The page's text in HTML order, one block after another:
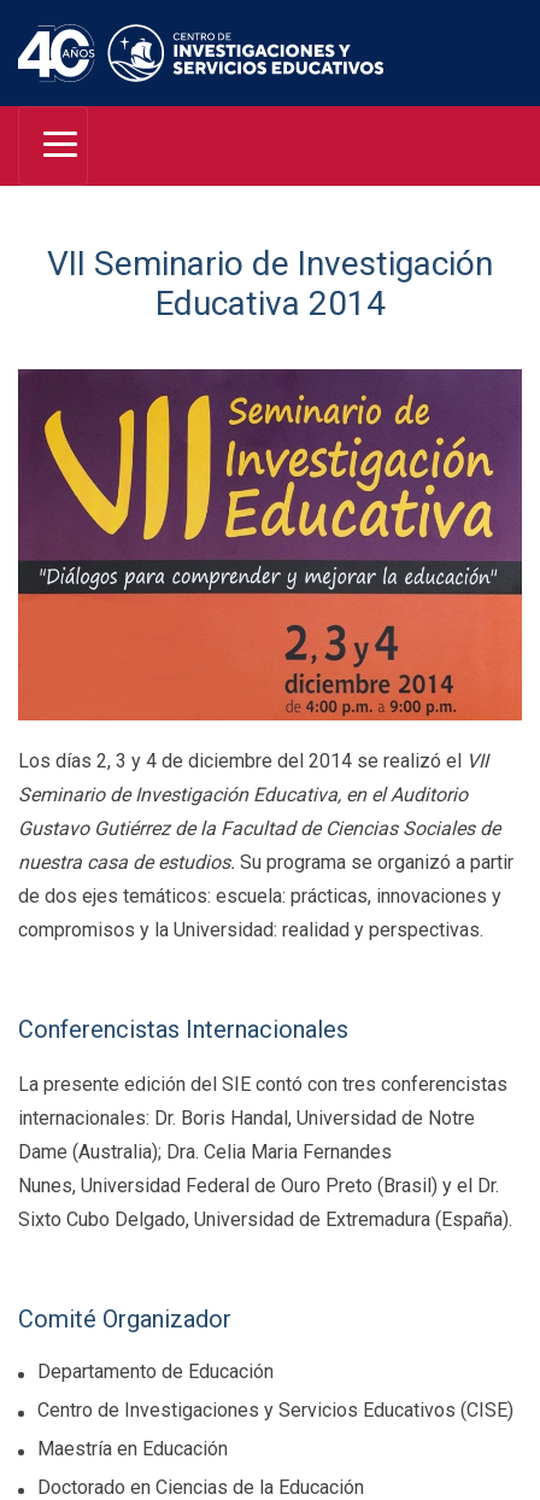
VII Seminario de Investigación
Educativa 2014
Los días 2, 3 y 4 de diciembre del 2014 se realizó el VII
Seminario de Investigación Educativa, en el Auditorio
Gustavo Gutiérrez de la Facultad de Ciencias Sociales de
nuestra casa de estudios. Su programa se organizó a partir
de dos ejes temáticos: escuela: prácticas, innovaciones y
compromisos y la Universidad: realidad y perspectivas.
Conferencistas Internacionales
La presente edición del SIE contó con tres conferencistas
internacionales: Dr. Boris Handal, Universidad de Notre
Dame (Australia); Dra. Celia Maria Fernandes
Nunes, Universidad Federal de Ouro Preto (Brasil) y el Dr.
Sixto Cubo Delgado, Universidad de Extremadura (España).
Comité Organizador
Departamento de Educación
Centro de Investigaciones y Servicios Educativos (CISE)
Maestría en Educación
Doctorado en Ciencias de la Educación